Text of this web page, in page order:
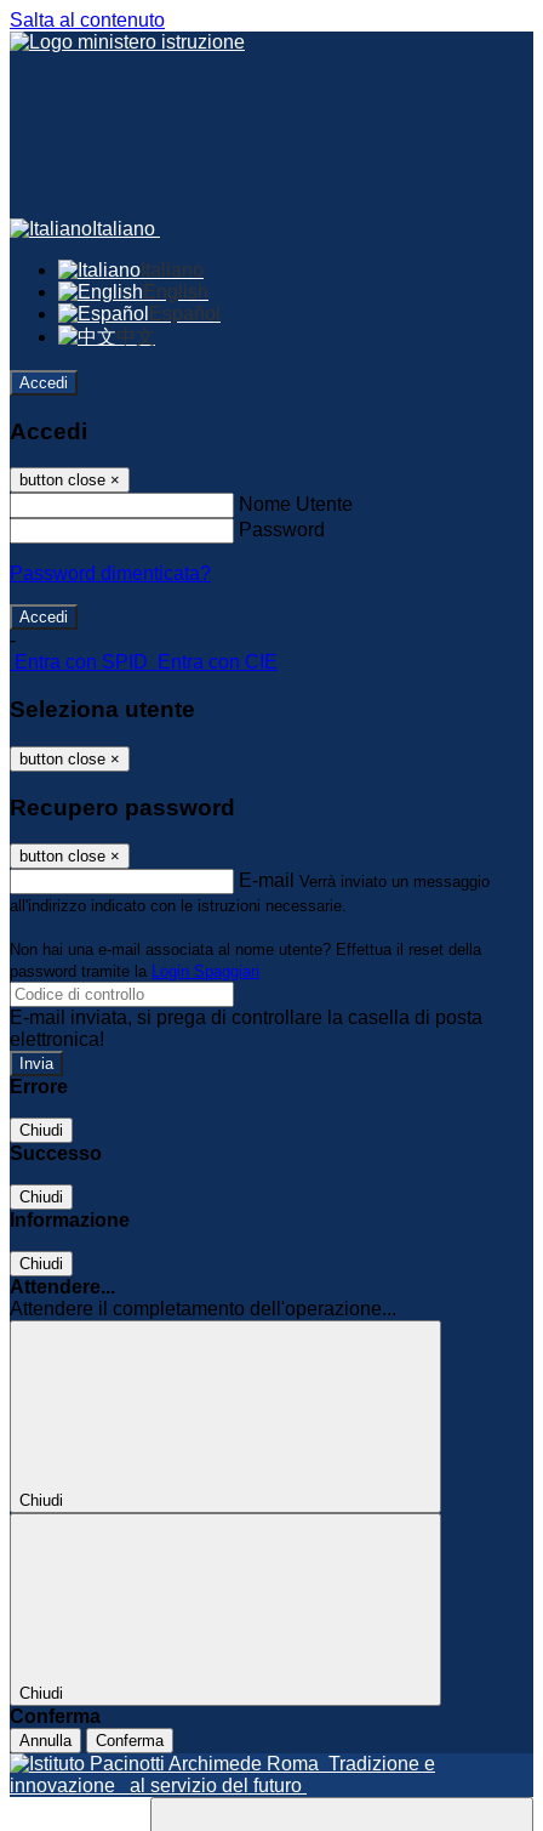
Salta al contenuto
Italiano
Italiano
English
Español
中文
Accedi
Accedi
button close ×
Nome Utente
Password
Password dimenticata?
-
Entra con SPID
Entra con CIE
Seleziona utente
button close ×
Recupero password
button close ×
E-mail Verrà inviato un messaggio
all'indirizzo indicato con le istruzioni necessarie.
Non hai una e-mail associata al nome utente? Effettua il reset della
password tramite la Login Spaggiari
E-mail inviata, si prega di controllare la casella di posta
elettronica!
Errore
Chiudi
Successo
Chiudi
Informazione
Chiudi
Attendere...
Attendere il completamento dell'operazione...
Chiudi
Chiudi
Conferma
Annulla Conferma
Roma Tradizione e
innovazione
al servizio del futuro